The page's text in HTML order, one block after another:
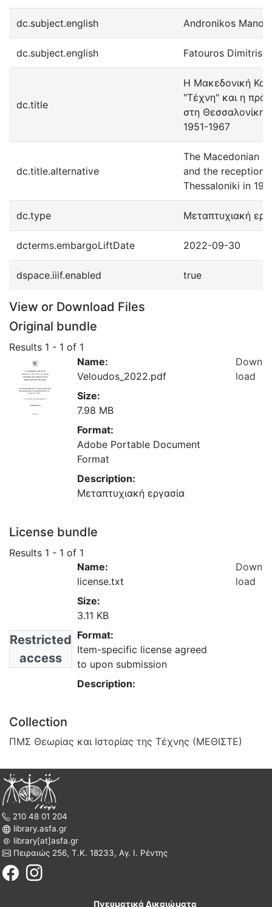
dc.subject.english Andronikos
dc.subject.english Fatouros Dimitris
dc.title
Η Μακεδονική
"Τέχνη" και η
στη Θεσσαλονίκη
1951-1967
dc.title.alternative
The Macedonian
and the reception
Thessaloniki in
dc.type Μεταπτυχιακή
dcterms.embargoLiftDate 2022-09-30
dspace.iiif.enabled true
View or Download Files
Original bundle
Results 1 - 1 of 1
Name:
Veloudos_2022.pdf
Size:
7.98 MB
Format:
Adobe Portable Document
Format
Description:
Μεταπτυχιακή εργασία
Down
load
License bundle
Results 1 - 1 of 1
Restricted
access
Name:
license.txt
Size:
3.11 KB
Format:
Item-specific license agreed
to upon submission
Description:
Down
load
Collection
ΠΜΣ Θεωρίας και Ιστορίας της Τέχνης (ΜΕΘΙΣΤΕ)
210 48 01 204
library.asfa.gr
library[at]asfa.gr
Πειραιώς 256, Τ.Κ. 18233, Αγ. Ι. Ρέντης
Πνευματικά Δικαιώματα